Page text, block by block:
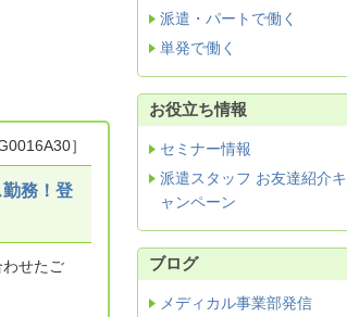
］
務！登
せたご
派遣・パートで働く
単発で働く
お役立ち情報
セミナー情報
派遣スタッフ お友達紹介キ
ャンペーン
ブログ
メディカル事業部発信